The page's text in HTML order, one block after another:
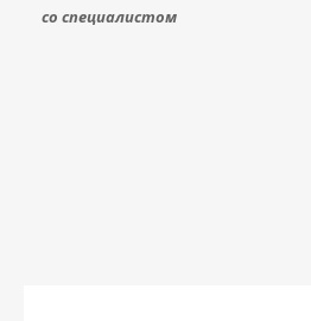
со специалистом